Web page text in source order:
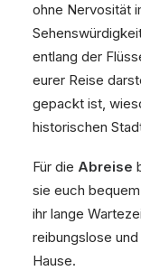
ohne Nervosität
entlang der
eurer Reise
gepackt ist,
historischen
Für die Abreise
sie euch
ihr lange
reibungslose
Hause.